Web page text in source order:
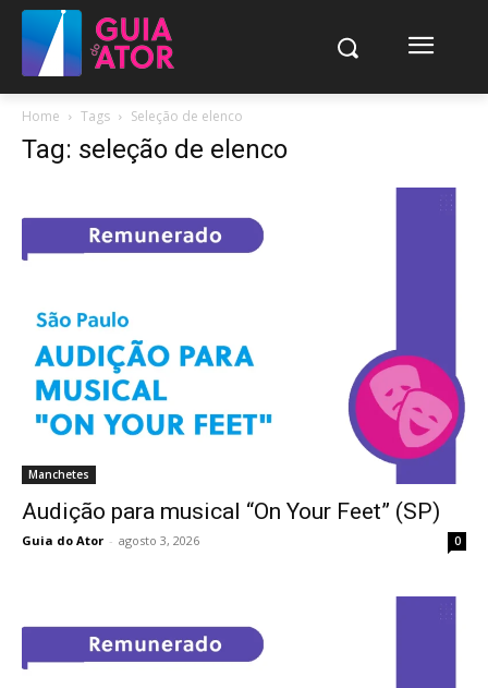
Home Tags Seleção de elenco
Tag: seleção de elenco
Manchetes
Audição para musical “On Your Feet” (SP)
Guia do Ator - agosto 3, 2026 0